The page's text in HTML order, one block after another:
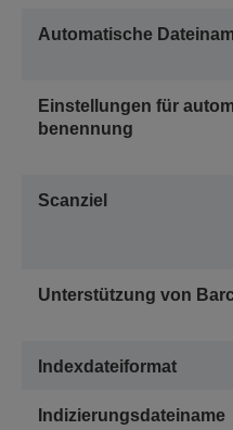
Automatische
Einstellungen für
benennung
Scanziel
Unterstützung von
Indexdateiformat
Indizierungsdateiname